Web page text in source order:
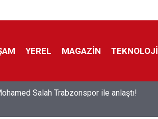
YEREL MAGAZİN TEKNOLOJİ
Salah Trabzonspor ile anlaştı!